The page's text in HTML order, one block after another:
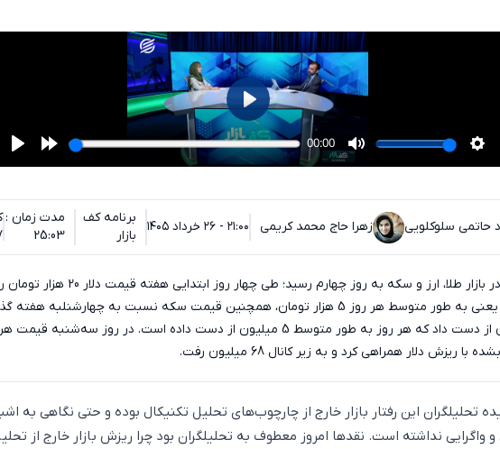
حاتمی سلوکلویی زهرا حاج محمد کریمی ۲۱:۰۰ - ۲۶ خرداد ۱۴۰۵
برنامه کف
بازار
مدت زمان :
25:03
ریزش در بازار طلا، ارز و سکه به روز چهارم رسید؛ طی چهار روز ابتدایی
میلیون از دست داد که هر روز به طور متوسط 5 میلیون از دست داده است. در روز سه‌شنبه
با ریزش دلار همراهی کرد و به زیر کانال 68 میلیون رفت.
تحلیلگران این رفتار بازار خارج از چارچوب‌های تحلیل تکنیکال بوده و حتی نگاهی به
واگرایی نداشته است. نقدها امروز معطوف به تحلیلگران بود چرا ریزش بازار خارج از